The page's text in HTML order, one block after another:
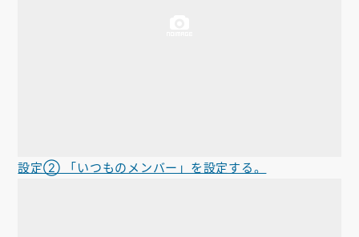
設定② 「いつものメンバー」を設定する。